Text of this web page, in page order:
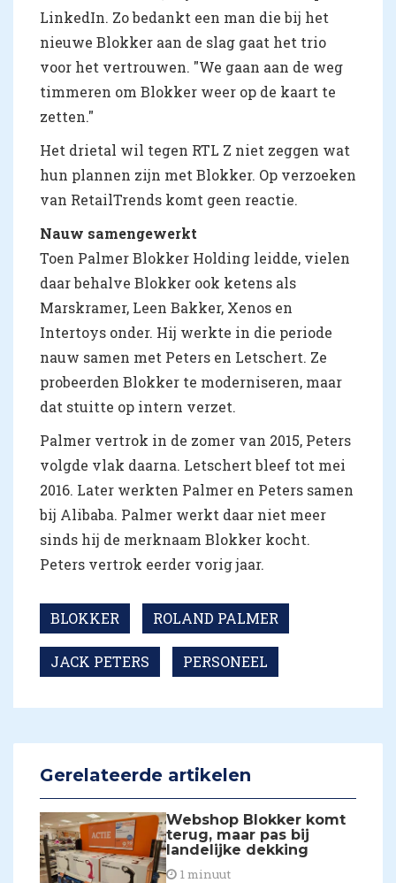
LinkedIn. Zo bedankt een man die bij het
nieuwe Blokker aan de slag gaat het trio
voor het vertrouwen. "We gaan aan de weg
timmeren om Blokker weer op de kaart te
zetten."
Het drietal wil tegen RTL Z niet zeggen wat
hun plannen zijn met Blokker. Op verzoeken
van RetailTrends komt geen reactie.
Nauw samengewerkt
Toen Palmer Blokker Holding leidde, vielen
daar behalve Blokker ook ketens als
Marskramer, Leen Bakker, Xenos en
Intertoys onder. Hij werkte in die periode
nauw samen met Peters en Letschert. Ze
probeerden Blokker te moderniseren, maar
dat stuitte op intern verzet.
Palmer vertrok in de zomer van 2015, Peters
volgde vlak daarna. Letschert bleef tot mei
2016. Later werkten Palmer en Peters samen
bij Alibaba. Palmer werkt daar niet meer
sinds hij de merknaam Blokker kocht.
Peters vertrok eerder vorig jaar.
BLOKKER ROLAND PALMER
JACK PETERS PERSONEEL
Gerelateerde artikelen
Webshop Blokker komt
terug, maar pas bij
landelijke dekking
1 minuut